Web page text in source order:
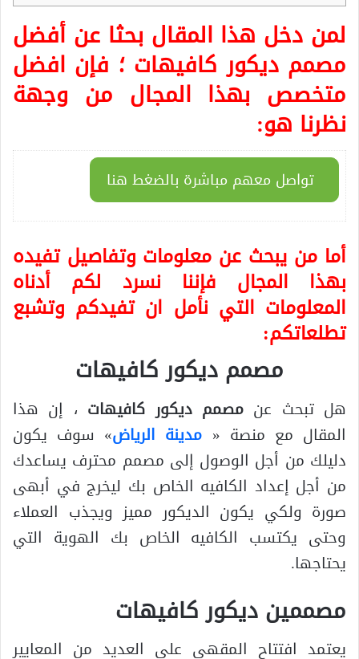
لمن دخل هذا المقال بحثا عن أفضل
مصمم ديكور كافيهات؛ فإن افضل
متخصص بهذا المجال من وجهة
نظرنا هو:
تواصل معهم مباشرة بالضغط هنا
أما من يبحث عن معلومات وتفاصيل تفيده
بهذا المجال فإننا نسرد لكم أدناه
المعلومات التي نأمل ان تفيدكم وتشبع
تطلعاتكم:
مصمم ديكور كافيهات
هل تبحث عنمصمم ديكور كافيهات ، إن هذا
المقال مع منصة « مدينة الرياض» سوف يكون
دليلك من أجل الوصول إلى مصمم محترف يساعدك
من أجل إعداد الكافيه الخاص بك ليخرج في أبهى
صورة ولكي يكون الديكور مميز ويجذب العملاء
وحتى يكتسب الكافيه الخاص بك الهوية التي
يحتاجها.
مصممين ديكور كافيهات
يعتمد افتتاح المقهى على العديد من المعايير